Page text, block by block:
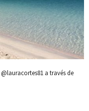
a través de